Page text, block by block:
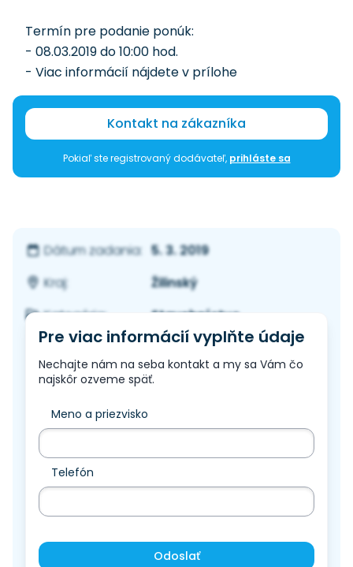
Termín pre podanie ponúk:
- 08.03.2019 do 10:00 hod.
- Viac informácií nájdete v prílohe
Kontakt na zákazníka
Pokiaľ ste registrovaný dodávateľ, prihláste sa
Dátum zadania: 5. 3. 2019
Kraj:
Žilinský
Kategória:
Stavebníctvo
Pre viac informácií vyplňte údaje
Nechajte nám na seba kontakt a my sa Vám čo
najskôr ozveme späť.
Meno a priezvisko
Telefón
Odoslať